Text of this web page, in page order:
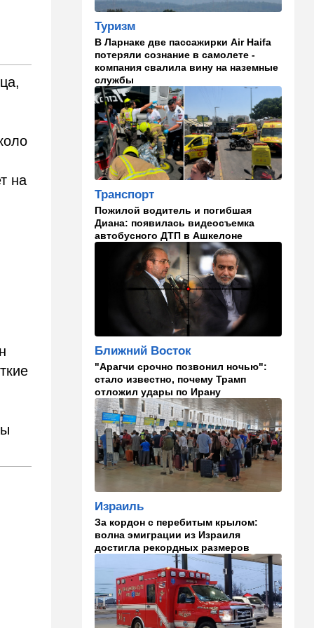
на
парализовала экспорт
06:45 Здоровье
Всего 15 минут сна могут
изменить здоровье:
результаты нового
исследования
02:30 Израиль
Погода в Израиле на
неделю: жаркие деньки
00:01 Ближний Восток
Треугольник будет выпит:
"исламский НАТО" угрожает
расширением и
международной изоляцией
Израиля
Мнения
Каждое утро бреющийся
иудей рискует нарушить
заповедь…
23:36 В мире
Филиппины: израильтянин
подрался с "суперменом"-
антисемитом из-за Гитлера,
оба в полиции. ВИДЕО
23:03 Ближний Восток
Попутал берега Ормузского
пролива: Иран ужесточает
требования
21:40 Мнения
Совет мира начинает
военное развертывание в
Газе
21:21 Ближний Восток
Караван идет: Иран и Оман
почти договорились
Туризм
В Ларнаке две пассажирки Air Haifa
потеряли сознание в самолете -
компания свалила вину на наземные
службы
Транспорт
Пожилой водитель и погибшая
Диана: появилась видеосъемка
автобусного ДТП в Ашкелоне
Ближний Восток
"Арагчи срочно позвонил ночью":
стало известно, почему Трамп
отложил удары по Ирану
Израиль
За кордон с перебитым крылом:
волна эмиграции из Израиля
достигла рекордных размеров